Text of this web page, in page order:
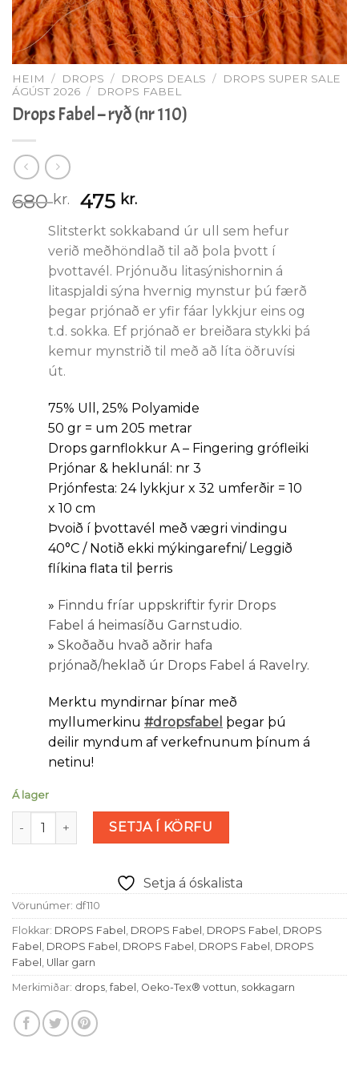
HEIM / DROPS / DROPS DEALS /
DROPS SUPER SALE
ÁGÚST 2026 / DROPS FABEL
Drops Fabel – ryð (nr 110)
680kr.
Original
price
was:
680 kr..
475 kr.Current
price
is:
475 kr..
Slitsterkt sokkaband úr ull sem hefur
verið meðhöndlað til að þola þvott í
þvottavél. Prjónuðu litasýnishornin á
litaspjaldi sýna hvernig mynstur þú færð
þegar prjónað er yfir fáar lykkjur eins og
t.d. sokka. Ef prjónað er breiðara stykki þá
kemur mynstrið til með að líta öðruvísi
út.
75% Ull, 25% Polyamide
50 gr = um 205 metrar
Drops garnflokkur A – Fingering grófleiki
Prjónar & heklunál: nr 3
Prjónfesta: 24 lykkjur x 32 umferðir = 10
x 10 cm
Þvoið í þvottavél með vægri vindingu
40°C / Notið ekki mýkingarefni/ Leggið
flíkina flata til þerris
» Finndu fríar uppskriftir fyrir Drops
Fabel á heimasíðu Garnstudio.
» Skoðaðu hvað aðrir hafa
prjónað/heklað úr Drops Fabel á Ravelry.
Merktu myndirnar þínar með
myllumerkinu #dropsfabel þegar þú
deilir myndum af verkefnunum þínum á
netinu!
Á lager
Drops Fabel - ryð (nr 110) magn
SETJA Í KÖRFU
Setja á óskalista
Vörunúmer: df110
Flokkar: DROPS Fabel , DROPS Fabel , DROPS Fabel , DROPS
Fabel , DROPS Fabel , DROPS Fabel , DROPS Fabel , DROPS
Fabel , Ullar garn
Merkimiðar: drops, fabel , Oeko-Tex® vottun, sokkagarn